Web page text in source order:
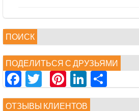
ПОИСК
ПОДЕЛИТЬСЯ С ДРУЗЬЯМИ
Facebook
Twitter
Pinterest
LinkedIn
享
ОТЗЫВЫ КЛИЕНТОВ